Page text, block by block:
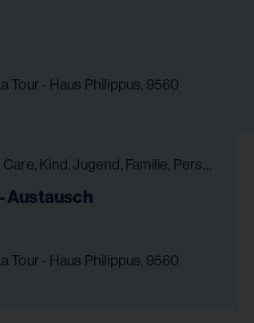
Tour - Haus Philippus, 9560
Hospiz & Palliative Care, Kind, Jugend, Familie, Persönlichkeitsentwicklung, Bildung, Gesundheit & Pflege, Chancengleichheit
Austausch
Tour - Haus Philippus, 9560